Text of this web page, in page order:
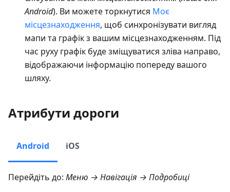
Android). Ви можете торкнутися Моє
місцезнаходження, щоб синхронізувати вигляд
мапи та графік з вашим місцезнаходженням. Під
час руху графік буде зміщуватися зліва направо,
відображаючи інформацію попереду вашого
шляху.
Атрибути дороги
Android iOS
Перейдіть до: Меню → Навігація → Подробиці